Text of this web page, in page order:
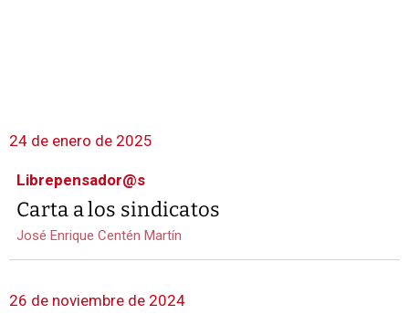
24 de enero de 2025
Librepensador@s
Carta a los sindicatos
José Enrique Centén Martín
26 de noviembre de 2024